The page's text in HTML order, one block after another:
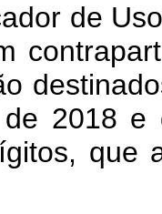
de
2018
que